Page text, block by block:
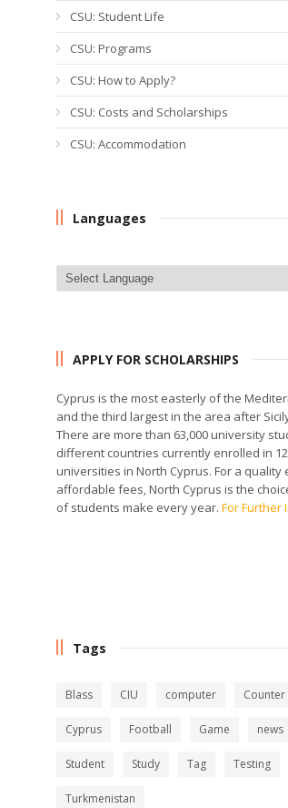
CSU: Student Life
CSU: Programs
CSU: How to Apply?
CSU: Costs and Scholarships
CSU: Accommodation
Languages
APPLY FOR SCHOLARSHIPS
Cyprus is the most easterly of the
and the third largest in the area after
There are more than 63,000 university
different countries currently enrolled in
universities in North Cyprus. For a quality
affordable fees, North Cyprus is the
of students make every year. For Further
Tags
Blass CIU computer Counter
Cyprus Football Game news
Student Study Tag Testing
Turkmenistan